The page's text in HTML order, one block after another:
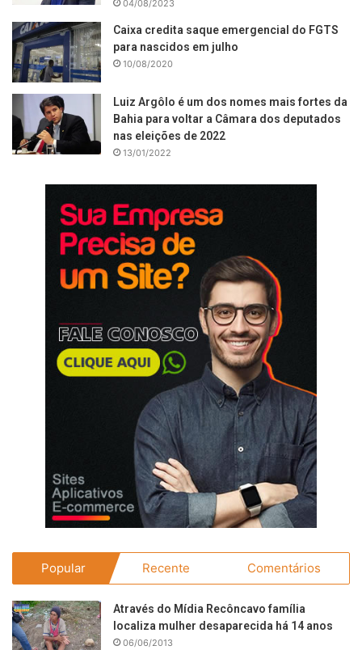
04/08/2023
Caixa credita saque emergencial do FGTS
para nascidos em julho
10/08/2020
Luiz Argôlo é um dos nomes mais fortes da
Bahia para voltar a Câmara dos deputados
nas eleições de 2022
13/01/2022
Popular Recente Comentários
Através do Mídia Recôncavo família
localiza mulher desaparecida há 14 anos
06/06/2013